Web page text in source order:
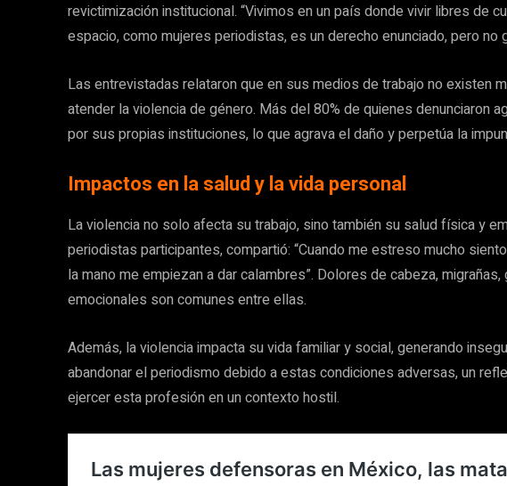
revictimización institucional. “Vivimos en un país donde vivir libres de
espacio, como mujeres periodistas, es un derecho enunciado, pero no
Las entrevistadas relataron que en sus medios de trabajo no existen
atender la violencia de género. Más del 80% de quienes denunciaron
por sus propias instituciones, lo que agrava el daño y perpetúa la
Impactos en la salud y la vida personal
La violencia no solo afecta su trabajo, sino también su salud física y
periodistas participantes, compartió: “Cuando me estreso mucho
la mano me empiezan a dar calambres”. Dolores de cabeza,
emocionales son comunes entre ellas.
Además, la violencia impacta su vida familiar y social, generando
abandonar el periodismo debido a estas condiciones adversas, un
ejercer esta profesión en un contexto hostil.